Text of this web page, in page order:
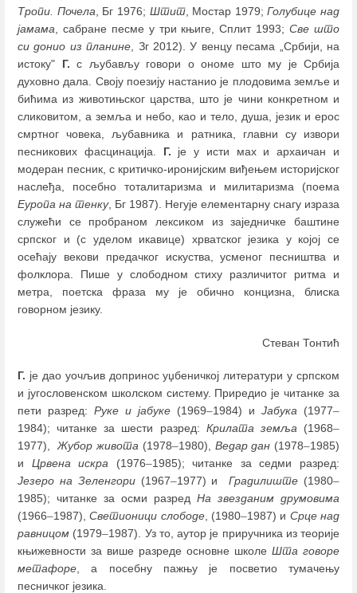
Тропи. Почела, Бг 1976; Штит, Мостар 1979;Голубице над
јамама, сабране песме у три књиге, Сплит 1993;Све што
си донио из планине, Зг 2012). У венцу песама „Србији, на
истоку" Г. с љубављу говори о ономе што му је Србија
духовно дала. Своју поезију настанио је плодовима земље и
бићима из животињског царства, што је чини конкретном и
сликовитом, а земља и небо, као и тело, душа, језик и ерос
смртног човека, љубавника и ратника, главни су извори
песникових фасцинација. Г. је у исти мах и архаичан и
модеран песник, с критичко-иронијским виђењем историјског
наслеђа, посебно тоталитаризма и милитаризма (поема
Еуропа на тенку, Бг 1987). Негује елементарну снагу израза
служећи се пробраном лексиком из заједничке баштине
српског и (с уделом икавице) хрватског језика у којој се
осећају векови предачког искуства, усменог песништва и
фолклора. Пише у слободном стиху различитог ритма и
метра, поетска фраза му је обично концизна, блиска
говорном језику.
Стеван Тонтић
Г. је дао уочљив допринос уџбеничкој литератури у српском
и југословенском школском систему. Приредио је читанке за
пети разред: Руке и јабуке (1969–1984) и Јабука (1977–
1984); читанке за шести разред: Крилата земља (1968–
1977),Жубор живота (1978–1980), Ведар дан (1978–1985)
и Црвена искра (1976–1985); читанке за седми разред:
Језеро на Зеленгори(1967–1977) иГрадилиште (1980–
1985); читанке за осми разред На звезданим друмовима
(1966–1987),Светионици слободе, (1980–1987) и Срце над
равницом (1979–1987). Уз то, аутор је приручника из теорије
књижевности за више разреде основне школе Шта говоре
метафоре , а посебну пажњу је посветио тумачењу
песничког језика.